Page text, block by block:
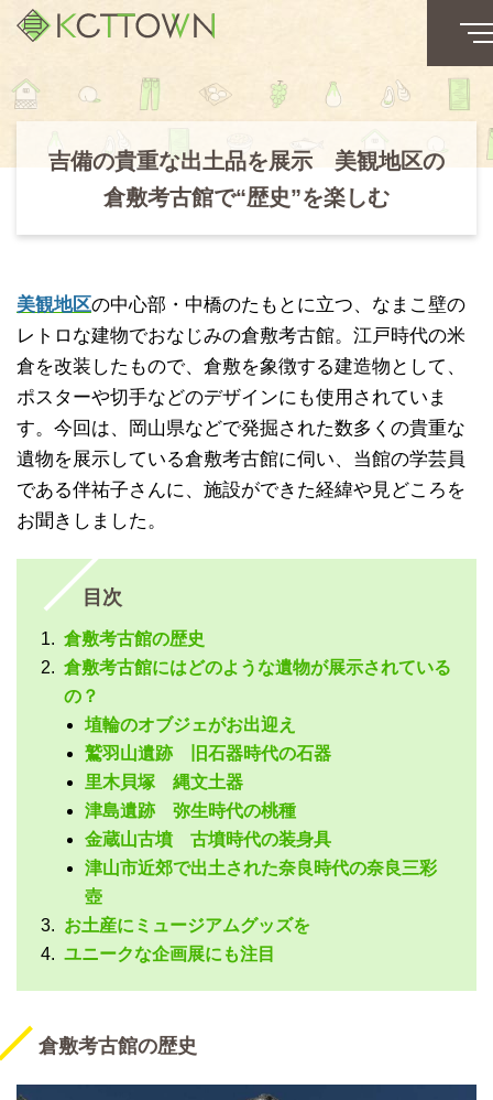
吉備の貴重な出土品を展示 美観地区の
倉敷考古館で“歴史”を楽しむ
美観地区の中心部・中橋のたもとに立つ、なまこ壁の
レトロな建物でおなじみの倉敷考古館。江戸時代の米
倉を改装したもので、倉敷を象徴する建造物として、
ポスターや切手などのデザインにも使用されていま
す。今回は、岡山県などで発掘された数多くの貴重な
遺物を展示している倉敷考古館に伺い、当館の学芸員
である伴祐子さんに、施設ができた経緯や見どころを
お聞きしました。
目次
倉敷考古館の歴史
倉敷考古館にはどのような遺物が展示されている
の？
埴輪のオブジェがお出迎え
鷲羽山遺跡 旧石器時代の石器
里木貝塚 縄文土器
津島遺跡 弥生時代の桃種
金蔵山古墳 古墳時代の装身具
津山市近郊で出土された奈良時代の奈良三彩
壺
お土産にミュージアムグッズを
ユニークな企画展にも注目
倉敷考古館の歴史